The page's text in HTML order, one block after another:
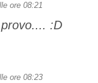
ore 08:21
:D
ore 08:23